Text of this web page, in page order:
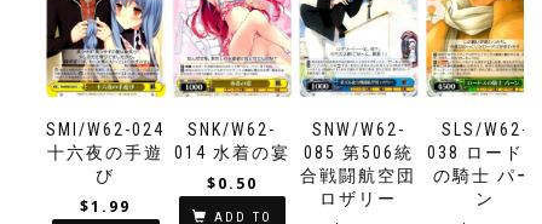
SMI/W62-024
十六夜の手遊
び
$1.99
SNK/W62-
014 水着の宴
$0.50
ADD TO
SNW/W62-
085 第506統
合戦闘航空団
ロザリー
SLS/W62-
038 ロードス
の騎士 パー
ン